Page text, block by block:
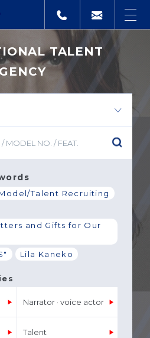
TALENT
Talent Recruiting
and Gifts for Our
Lila Kaneko
Narrator · voice actor
Talent